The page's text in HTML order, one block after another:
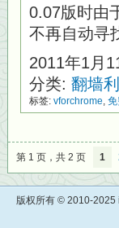
0.07版时由
不再自动寻
2011年1月
分类: 翻墙
标签: vforchrome, 免
第 1 页，共 2 页 1
版权所有 © 2010-2025